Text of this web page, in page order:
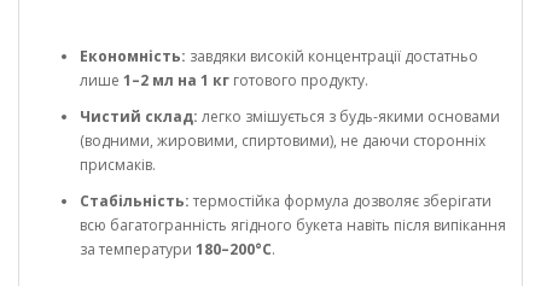
Економність: завдяки високій концентрації достатньо
лише 1–2 мл на 1 кг готового продукту.
Чистий склад: легко змішується з будь-якими основами
(водними, жировими, спиртовими), не даючи сторонніх
присмаків.
Стабільність:термостійка формула дозволяє зберігати
всю багатогранність ягідного букета навіть після випікання
за температури 180–200°C.